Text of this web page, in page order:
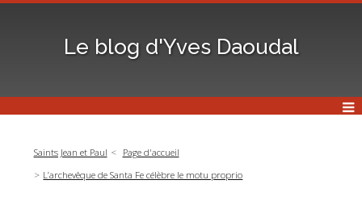
Le blog d'Yves Daoudal
Saints Jean et Paul
Page d'accueil
L’archevêque de Santa Fe célèbre le motu proprio